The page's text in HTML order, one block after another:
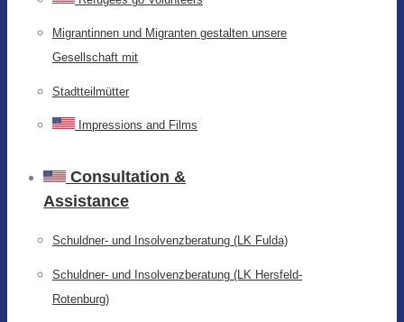
Migrantinnen und Migranten gestalten unsere
Gesellschaft mit
Stadtteilmütter
Impressions and Films
Consultation &
Assistance
Schuldner- und Insolvenzberatung (LK Fulda)
Schuldner- und Insolvenzberatung (LK Hersfeld-
Rotenburg)